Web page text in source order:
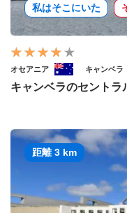
私はそこにいた
オセアニア キャンベラ
キャンベラのセントラ
距離 3 km